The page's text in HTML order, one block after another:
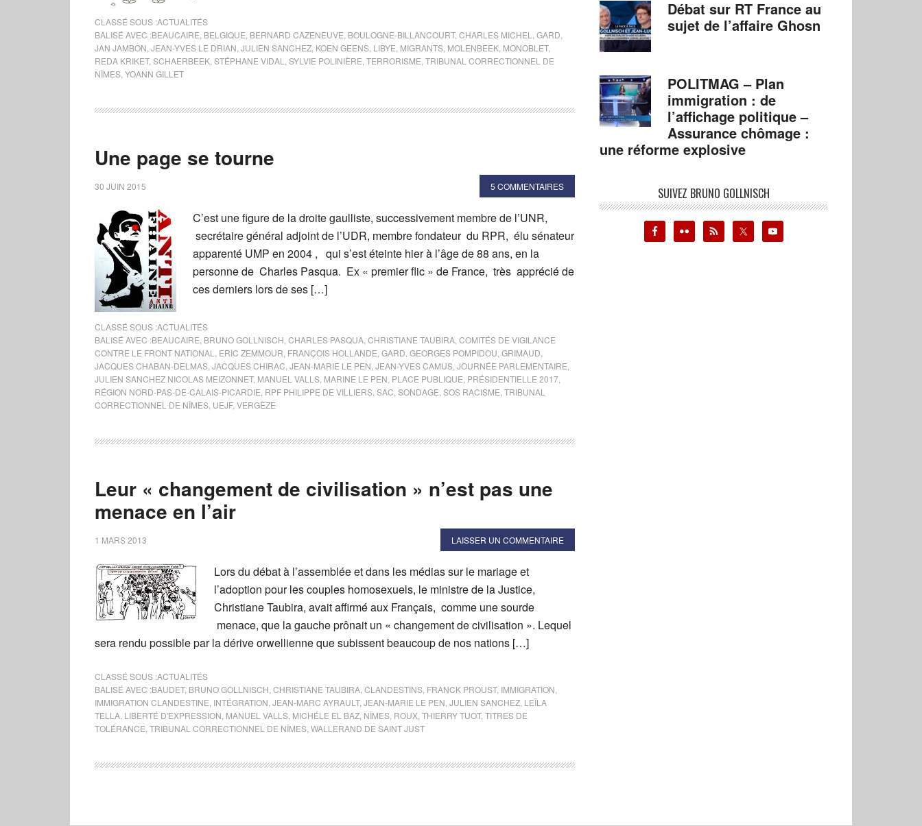
CLASSÉ SOUS :ACTUALITÉS
BALISÉ AVEC :BEAUCAIRE BELGIQUE BERNARD CAZENEUVE BOULOGNE-BILLANCOURT, CHARLES MICHEL GARD
JAN JAMBON JEAN-YVES LE DRIAN JULIEN SANCHEZ KOEN GEENS LIBYE MIGRANTS MOLENBEEK MONOBLET,
REDA KRIKET, SCHAERBEEK STÉPHANE VIDAL SYLVIE POLINIÈRE TERRORISME TRIBUNAL CORRECTIONNEL DE
NÎMES YOANN GILLET
Une page se tourne
30 JUIN 2015 5 COMMENTAIRES
C’est une figure de la droite gaulliste, successivement membre de l’UNR,
secrétaire général adjoint de l’UDR, membre fondateur du RPR, élu sénateur
apparenté UMP en 2004 , qui s’est éteinte hier à l’âge de 88 ans, en la
personne de Charles Pasqua. Ex « premier flic » de France, très apprécié de
ces derniers lors de ses […]
CLASSÉ SOUS :ACTUALITÉS
BALISÉ AVEC :BEAUCAIRE BRUNO GOLLNISCH CHARLES PASQUA CHRISTIANE TAUBIRA COMITÉS DE VIGILANCE
CONTRE LE FRONT NATIONAL
ERIC ZEMMOUR FRANÇOIS HOLLANDE GARD GEORGES POMPIDOU GRIMAUD
JACQUES CHABAN-DELMAS JACQUES CHIRAC JEAN-MARIE LE PEN JEAN-YVES CAMUS JOURNÉE PARLEMENTAIRE
JULIEN SANCHEZ NICOLAS MEIZONNET, MANUEL VALLS MARINE LE PEN PLACE PUBLIQUE PRÉSIDENTIELLE 2017
RÉGION NORD-PAS-DE-CALAIS-PICARDIE RPF PHILIPPE DE VILLIERS SAC SONDAGE SOS RACISME TRIBUNAL
CORRECTIONNEL DE NÎMES UEJF, VERGÈZE
Leur « changement de civilisation » n’est pas une
menace en l’air
1 MARS 2013 LAISSER UN COMMENTAIRE
Lors du débat à l’assemblée et dans les médias sur le mariage et
l’adoption pour les couples homosexuels, le ministre de la Justice,
Christiane Taubira, avait affirmé aux Français, comme une sourde
menace, que la gauche prônait un « changement de civilisation ». Lequel
sera rendu possible par la dérive orwellienne que subissent beaucoup de nos nations […]
CLASSÉ SOUS :ACTUALITÉS
BALISÉ AVEC :BAUDET, BRUNO GOLLNISCH CHRISTIANE TAUBIRA CLANDESTINS FRANCK PROUST, IMMIGRATION
IMMIGRATION CLANDESTINE INTÉGRATION JEAN-MARC AYRAULT, JEAN-MARIE LE PEN JULIEN SANCHEZ LEÏLA
TELLA LIBERTÉ D'EXPRESSION MANUEL VALLS MICHÉLE EL BAZ NÎMES ROUX THIERRY TUOT, TITRES DE
TOLÉRANCE TRIBUNAL CORRECTIONNEL DE NÎMES WALLERAND DE SAINT JUST
Débat sur RT France au
sujet de l’affaire Ghosn
POLITMAG – Plan
immigration : de
l’affichage politique –
Assurance chômage :
une réforme explosive
SUIVEZ BRUNO GOLLNISCH